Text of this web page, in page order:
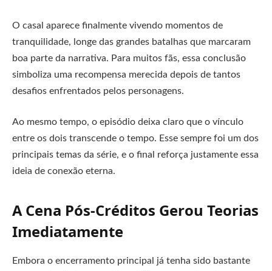
O casal aparece finalmente vivendo momentos de
tranquilidade, longe das grandes batalhas que marcaram
boa parte da narrativa. Para muitos fãs, essa conclusão
simboliza uma recompensa merecida depois de tantos
desafios enfrentados pelos personagens.
Ao mesmo tempo, o episódio deixa claro que o vínculo
entre os dois transcende o tempo. Esse sempre foi um dos
principais temas da série, e o final reforça justamente essa
ideia de conexão eterna.
A Cena Pós-Créditos Gerou Teorias
Imediatamente
Embora o encerramento principal já tenha sido bastante